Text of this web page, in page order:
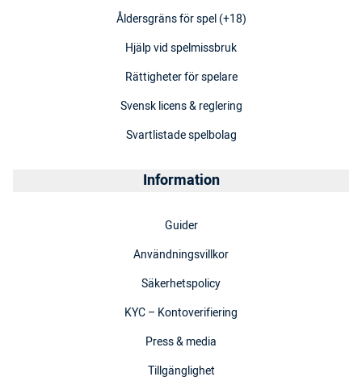
Åldersgräns för spel (+18)
Hjälp vid spelmissbruk
Rättigheter för spelare
Svensk licens & reglering
Svartlistade spelbolag
Information
Guider
Användningsvillkor
Säkerhetspolicy
KYC – Kontoverifiering
Press & media
Tillgänglighet